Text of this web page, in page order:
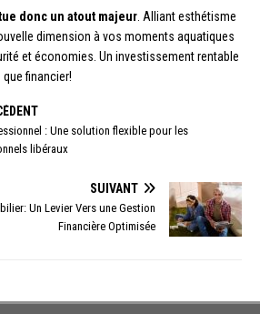
donc un atout majeur . Alliant esthétisme
dimension à vos moments aquatiques
et économies. Un investissement rentable
financier!
: Une solution flexible pour les
libéraux
SUIVANT
Un Levier Vers une Gestion
Financière Optimisée